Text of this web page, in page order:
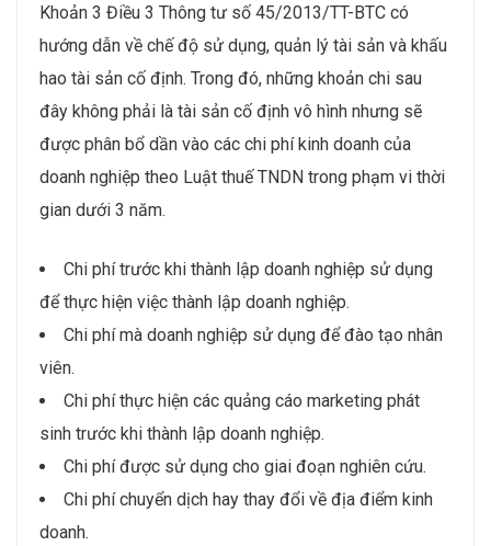
Khoản 3 Điều 3 Thông tư số 45/2013/TT-BTC có
hướng dẫn về chế độ sử dụng, quản lý tài sản và khấu
hao tài sản cố định. Trong đó, những khoản chi sau
đây không phải là tài sản cố định vô hình nhưng sẽ
được phân bổ dần vào các chi phí kinh doanh của
doanh nghiệp theo Luật thuế TNDN trong phạm vi thời
gian dưới 3 năm.
Chi phí trước khi thành lập doanh nghiệp sử dụng
để thực hiện việc thành lập doanh nghiệp.
Chi phí mà doanh nghiệp sử dụng để đào tạo nhân
viên.
Chi phí thực hiện các quảng cáo marketing phát
sinh trước khi thành lập doanh nghiệp.
Chi phí được sử dụng cho giai đoạn nghiên cứu.
Chi phí chuyển dịch hay thay đổi về địa điểm kinh
doanh.